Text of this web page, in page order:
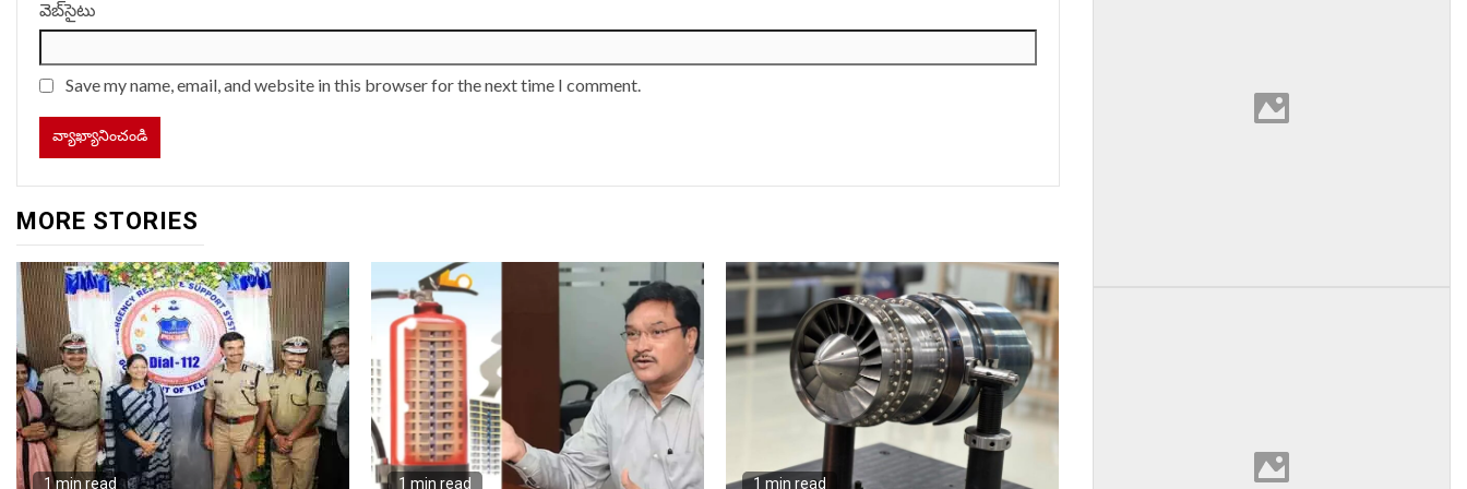
వెబ్‌సైటు
Save my name, email, and website in this browser for the next time I comment.
MORE STORIES
1 min read 1 min read 1 min read